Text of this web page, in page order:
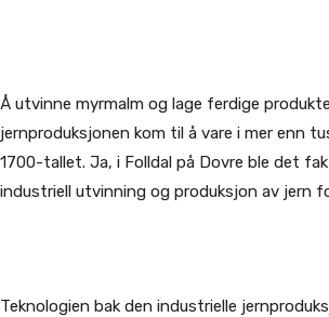
Å utvinne myrmalm og lage ferdige
jernproduksjonen kom til å vare i mer enn
1700-tallet. Ja, i Folldal på Dovre ble det
industriell utvinning og produksjon av jern
Teknologien bak den industrielle